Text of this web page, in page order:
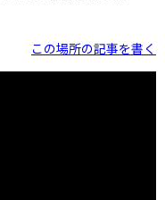
この場所の記事を書く